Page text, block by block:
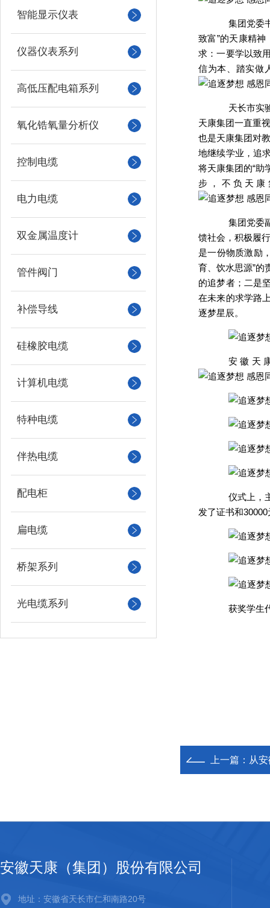
智能显示仪表
仪器仪表系列
高低压配电箱系列
氧化锆氧量分析仪
控制电缆
电力电缆
双金属温度计
管件阀门
补偿导线
硅橡胶电缆
计算机电缆
特种电缆
伴热电缆
配电柜
扁电缆
桥架系列
光电缆系列
集团党委
致富”的天康精
求：一要学以致
信为本、踏实做
天长市实
天康集团一直重
也是天康集团对
地继续学业，追
将天康集团的“助
步，不负天
集团党委
馈社会，积极履
是一份物质激励
育、饮水思源”的
的追梦者；二是
在未来的求学路
逐梦星辰。
安徽天
仪式上，
发了证书和
获奖学生
上一篇： 从安
安徽天康（集团）股份有限公司
地址：安徽省天长市仁和南路20号